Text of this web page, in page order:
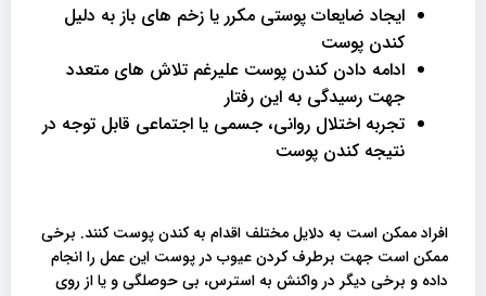
ایجاد ضایعات پوستی مکرر یا زخم های باز به دلیل
کندن پوست
ادامه دادن کندن پوست علیرغم تلاش های متعدد
جهت رسیدگی به این رفتار
تجربه اختلال روانی، جسمی یا اجتماعی قابل توجه در
نتیجه کندن پوست
افراد ممکن است به دلایل مختلف اقدام به کندن پوست کنند. برخی
ممکن است جهت برطرف کردن عیوب در پوست این عمل را انجام
داده و برخی دیگر در واکنش به استرس، بی حوصلگی و یا از روی